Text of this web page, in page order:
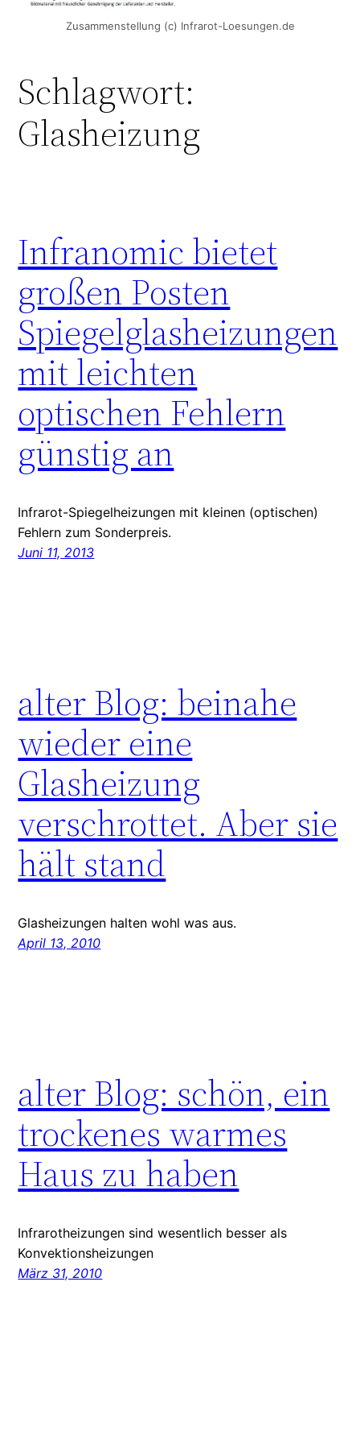
Zusammenstellung (c) Infrarot-Loesungen.de
Schlagwort:
Glasheizung
Infranomic bietet
großen Posten
Spiegelglasheizungen
mit leichten
optischen Fehlern
günstig an
Infrarot-Spiegelheizungen mit kleinen (optischen)
Fehlern zum Sonderpreis.
Juni 11, 2013
alter Blog: beinahe
wieder eine
Glasheizung
verschrottet. Aber sie
hält stand
Glasheizungen halten wohl was aus.
April 13, 2010
alter Blog: schön, ein
trockenes warmes
Haus zu haben
Infrarotheizungen sind wesentlich besser als
Konvektionsheizungen
März 31, 2010